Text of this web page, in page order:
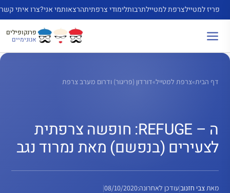
לדלג
לתוכן
פריז למטיילצרפת למטיילתרבותלימודי צרפתיתהרצאותמי אני?צרו איתי קשר
פרנקופילים
אנונימיים
דף הבית»צרפת למטייל»דורדון (פריגור) ודרום מערב צרפת
ה – REFUGE: חופשה צרפתית
לצעירים (בנפשם) מאת נמרוד נגב
מאתצבי חזנוב|עודכן לאחרונה:08/10/2020
|